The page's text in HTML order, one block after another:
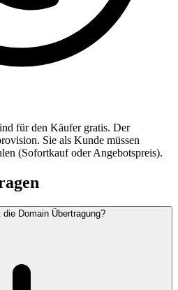
für den Käufer gratis. Der
Sie als Kunde müssen
(Sofortkauf oder Angebotspreis).
Domain Übertragung?